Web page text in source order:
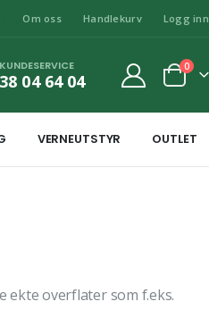
Om oss Handlekurv Logg inn
KUNDESERVICE
38 04 64 04
0
VERNEUTSTYR OUTLET
ekte overflater som f.eks.